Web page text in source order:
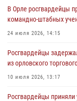
предоставлении
03 августа 2026, 14:30
В Орле росгвардейцы
командно-штабных
24 июля 2026, 14:15
Росгвардейцы
из орловского
10 июля 2026, 13:17
Росгвардейцы